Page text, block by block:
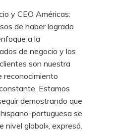
y CEO Américas:
de haber logrado
a la
de negocio y los
son nuestra
reconocimiento
Estamos
demostrando que
portuguesa se
nivel global», expresó.